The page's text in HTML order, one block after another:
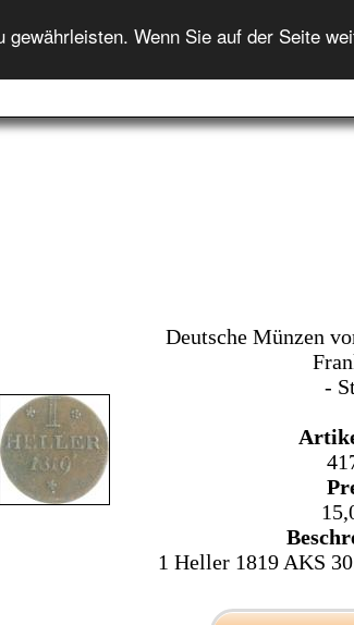
Wenn Sie auf der Seite
Auktionshilfe Onlineshop Info
Deutsche Münzen
-
1 Heller 1819 AKS